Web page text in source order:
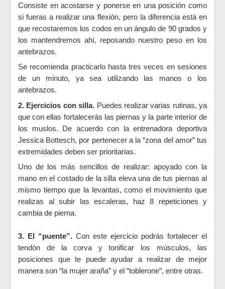
Consiste en acostarse y ponerse en una posición como
si fueras a realizar una flexión, pero la diferencia está en
que recostaremos los codos en un ángulo de 90 grados y
los mantendremos ahí, reposando nuestro peso en los
antebrazos.
Se recomienda practicarlo hasta tres veces en sesiones
de un minuto, ya sea utilizando las manos o los
antebrazos.
2. Ejercicios con silla. Puedes realizar varias rutinas, ya
que con ellas fortalecerás las piernas y la parte interior de
los muslos. De acuerdo con la entrenadora deportiva
Jessica Bottesch, por pertenecer a la “zona del amor” tus
extremidades deben ser prioritarias.
Uno de los más sencillos de realizar: apoyado con la
mano en el costado de la silla eleva una de tus piernas al
mismo tiempo que la levantas, como el movimiento que
realizas al subir las escaleras, haz 8 repeticiones y
cambia de pierna.
3. El “puente”. Con este ejercicio podrás fortalecer el
tendón de la corva y tonificar los músculos, las
posiciones que te puede ayudar a realizar de mejor
manera son “la mujer araña” y el “toblerone”, entre otras.